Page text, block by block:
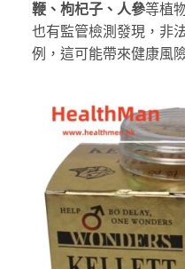
鞭、枸杞子、人參等植
也有監管檢測發現，非
例，這可能帶來健康風